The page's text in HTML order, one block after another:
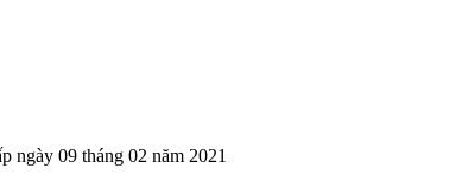
09 tháng 02 năm 2021